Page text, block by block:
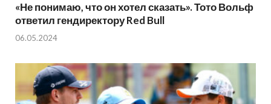
«Не понимаю, что он хотел сказать». Тото Вольф
ответил гендиректору Red Bull
06.05.2024